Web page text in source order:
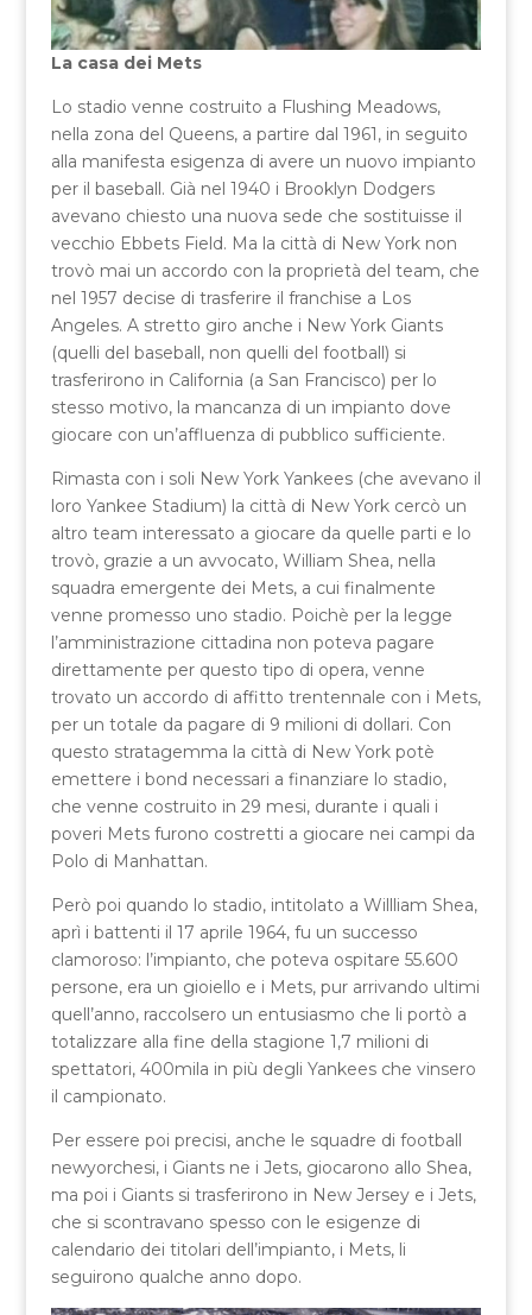
La casa dei Mets
Lo stadio venne costruito a Flushing Meadows,
nella zona del Queens, a partire dal 1961, in seguito
alla manifesta esigenza di avere un nuovo impianto
per il baseball. Già nel 1940 i Brooklyn Dodgers
avevano chiesto una nuova sede che sostituisse il
vecchio Ebbets Field. Ma la città di New York non
trovò mai un accordo con la proprietà del team, che
nel 1957 decise di trasferire il franchise a Los
Angeles. A stretto giro anche i New York Giants
(quelli del baseball, non quelli del football) si
trasferirono in California (a San Francisco) per lo
stesso motivo, la mancanza di un impianto dove
giocare con un’affluenza di pubblico sufficiente.
Rimasta con i soli New York Yankees (che avevano il
loro Yankee Stadium) la città di New York cercò un
altro team interessato a giocare da quelle parti e lo
trovò, grazie a un avvocato, William Shea, nella
squadra emergente dei Mets, a cui finalmente
venne promesso uno stadio. Poichè per la legge
l’amministrazione cittadina non poteva pagare
direttamente per questo tipo di opera, venne
trovato un accordo di affitto trentennale con i Mets,
per un totale da pagare di 9 milioni di dollari. Con
questo stratagemma la città di New York potè
emettere i bond necessari a finanziare lo stadio,
che venne costruito in 29 mesi, durante i quali i
poveri Mets furono costretti a giocare nei campi da
Polo di Manhattan.
Però poi quando lo stadio, intitolato a Willliam Shea,
aprì i battenti il 17 aprile 1964, fu un successo
clamoroso: l’impianto, che poteva ospitare 55.600
persone, era un gioiello e i Mets, pur arrivando ultimi
quell’anno, raccolsero un entusiasmo che li portò a
totalizzare alla fine della stagione 1,7 milioni di
spettatori, 400mila in più degli Yankees che vinsero
il campionato.
Per essere poi precisi, anche le squadre di football
newyorchesi, i Giants ne i Jets, giocarono allo Shea,
ma poi i Giants si trasferirono in New Jersey e i Jets,
che si scontravano spesso con le esigenze di
calendario dei titolari dell’impianto, i Mets, li
seguirono qualche anno dopo.